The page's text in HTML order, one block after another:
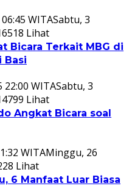
WITASabtu, 3
Lihat
Bicara Terkait MBG di
Basi
22:00 WITASabtu, 3
Lihat
Angkat Bicara soal
WITAMinggu, 26
Lihat
6 Manfaat Luar Biasa